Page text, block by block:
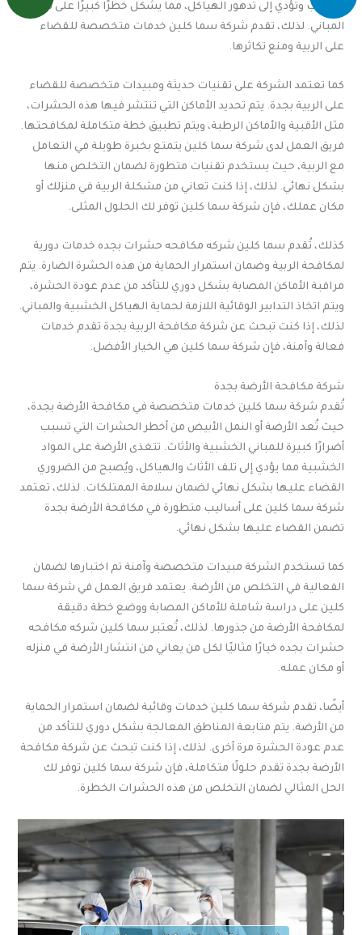
الخشب وتؤدي إلى تدهور الهياكل، مما يشكل خطرًا كبيرًا على سلامة
المباني. لذلك، تقدم شركة سما كلين خدمات متخصصة للقضاء
على الربية ومنع تكاثرها.
كما تعتمد الشركة على تقنيات حديثة ومبيدات متخصصة للقضاء
على الربية بجدة. يتم تحديد الأماكن التي تنتشر فيها هذه الحشرات،
مثل الأقبية والأماكن الرطبة، ويتم تطبيق خطة متكاملة لمكافحتها.
فريق العمل لدى شركة سما كلين يتمتع بخبرة طويلة في التعامل
مع الربية، حيث يستخدم تقنيات متطورة لضمان التخلص منها
بشكل نهائي. لذلك، إذا كنت تعاني من مشكلة الربية في منزلك أو
مكان عملك، فإن شركة سما كلين توفر لك الحلول المثلى.
كذلك، تُقدم سما كلين شركه مكافحه حشرات بجده خدمات دورية
لمكافحة الربية وضمان استمرار الحماية من هذه الحشرة الضارة. يتم
مراقبة الأماكن المصابة بشكل دوري للتأكد من عدم عودة الحشرة،
ويتم اتخاذ التدابير الوقائية اللازمة لحماية الهياكل الخشبية والمباني.
لذلك، إذا كنت تبحث عن شركة مكافحة الربية بجدة تقدم خدمات
فعالة وآمنة، فإن شركة سما كلين هي الخيار الأفضل.
شركة مكافحة الأرضة بجدة
تُقدم شركة سما كلين خدمات متخصصة في مكافحة الأرضة بجدة،
حيث تُعد الأرضة أو النمل الأبيض من أخطر الحشرات التي تسبب
أضرارًا كبيرة للمباني الخشبية والأثاث. تتغذى الأرضة على المواد
الخشبية مما يؤدي إلى تلف الأثاث والهياكل، ويُصبح من الضروري
القضاء عليها بشكل نهائي لضمان سلامة الممتلكات. لذلك، تعتمد
شركة سما كلين على أساليب متطورة في مكافحة الأرضة بجدة
تضمن القضاء عليها بشكل نهائي.
كما تستخدم الشركة مبيدات متخصصة وآمنة تم اختبارها لضمان
الفعالية في التخلص من الأرضة. يعتمد فريق العمل في شركة سما
كلين على دراسة شاملة للأماكن المصابة ووضع خطة دقيقة
لمكافحة الأرضة من جذورها. لذلك، تُعتبر سما كلين شركه مكافحه
حشرات بجده خيارًا مثاليًا لكل من يعاني من انتشار الأرضة في منزله
أو مكان عمله.
أيضًا، تقدم شركة سما كلين خدمات وقائية لضمان استمرار الحماية
من الأرضة. يتم متابعة المناطق المعالجة بشكل دوري للتأكد من
عدم عودة الحشرة مرة أخرى. لذلك، إذا كنت تبحث عن شركة مكافحة
الأرضة بجدة تقدم حلولًا متكاملة، فإن شركة سما كلين توفر لك
الحل المثالي لضمان التخلص من هذه الحشرات الخطرة.